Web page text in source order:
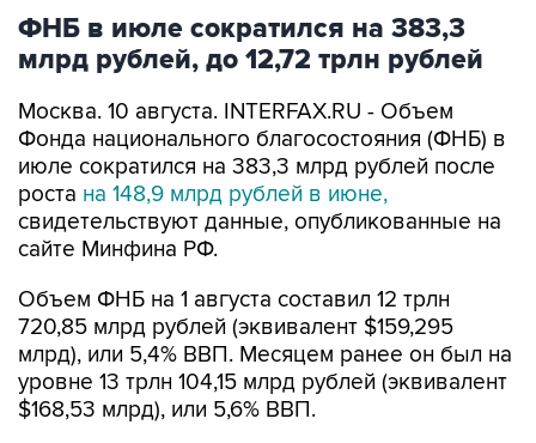
ФНБ в июле сократился на 383,3
млрд рублей, до 12,72 трлн рублей
Москва. 10 августа. INTERFAX.RU - Объем
Фонда национального благосостояния (ФНБ) в
июле сократился на 383,3 млрд рублей после
роста на 148,9 млрд рублей в июне,
свидетельствуют данные, опубликованные на
сайте Минфина РФ.
Объем ФНБ на 1 августа составил 12 трлн
720,85 млрд рублей (эквивалент $159,295
млрд), или 5,4% ВВП. Месяцем ранее он был на
уровне 13 трлн 104,15 млрд рублей (эквивалент
$168,53 млрд), или 5,6% ВВП.